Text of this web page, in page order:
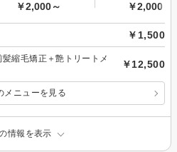
￥2,000～ ￥2,000～
￥1,500
縮毛矯正＋艶トリートメ
￥12,500
メニューを見る
情報を表示